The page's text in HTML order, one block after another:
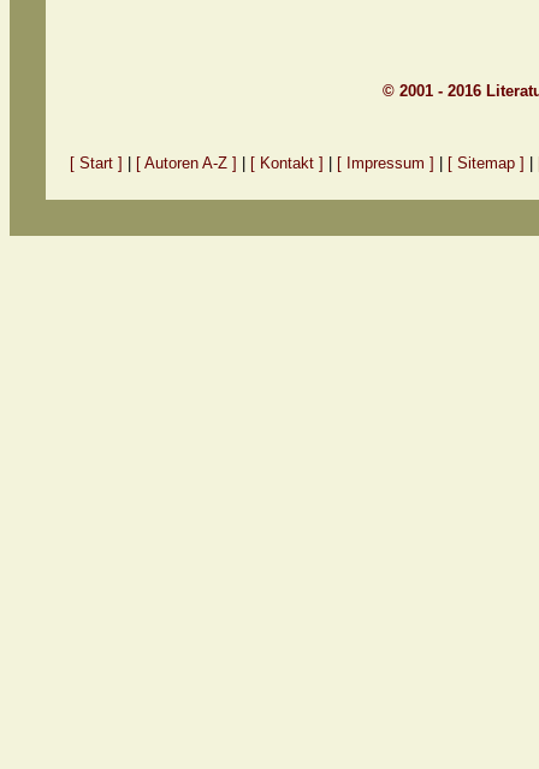
© 2001 - 2016
[ Start ] [ Autoren A-Z ] [ Kontakt ] [ Impressum ] [ Sitemap ]